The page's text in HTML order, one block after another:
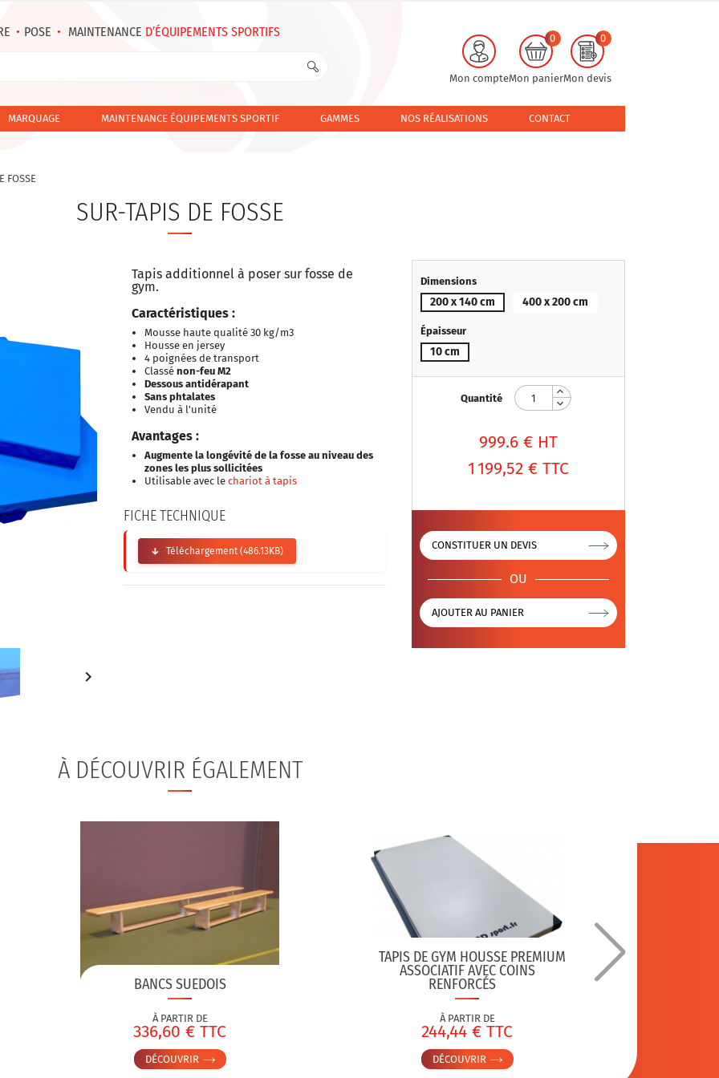
• POSE • MAINTENANCE D’ÉQUIPEMENTS SPORTIFS
Mon compteMon panier
0
Mon devis
0
MARQUAGE MAINTENANCE ÉQUIPEMENTS SPORTIF GAMMES NOS RÉALISATIONS CONTACT
FOSSE
SUR-TAPIS DE FOSSE

Tapis additionnel à poser sur fosse de
gym.
Caractéristiques :
Mousse haute qualité 30 kg/m3
Housse en jersey
4 poignées de transport
Classénon-feu M2
Dessous antidérapant
Sans phtalates
Vendu à l'unité
Avantages :
Augmente la longévité de la fosse au niveau des
zones les plus sollicitées
Utilisable avec lechariot à tapis
FICHE TECHNIQUE
Téléchargement (486.13KB)
Dimensions
200 x 140 cm 400 x 200 cm
Épaisseur
10 cm
Quantité
999.6 € HT
1 199,52 € TTC
CONSTITUER UN DEVIS
OU
AJOUTER AU PANIER
À DÉCOUVRIR ÉGALEMENT
BANCS SUEDOIS
À PARTIR DE
336,60 € TTC
DÉCOUVRIR
TAPIS DE GYM HOUSSE PREMIUM
ASSOCIATIF AVEC COINS
RENFORCÉS
À PARTIR DE
244,44 € TTC
DÉCOUVRIR